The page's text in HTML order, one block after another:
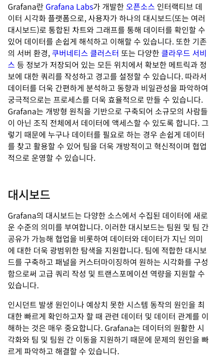
Grafana란 Grafana Labs가 개발한 오픈소스 인터랙티브 데
이터 시각화 플랫폼으로, 사용자가 하나의 대시보드(또는 여러
대시보드)로 통합된 차트와 그래프를 통해 데이터를 확인할 수
있어 데이터를 손쉽게 해석하고 이해할 수 있습니다. 또한 기존
의 서버 환경,쿠버네티스 클러스터 또는 다양한 클라우드 서비
스 등 정보가 저장되어 있는 모든 위치에서 확보한 메트릭과 정
보에 대한 쿼리를 작성하고 경고를 설정할 수 있습니다. 따라서
데이터를 더욱 간편하게 분석하고 동향과 비일관성을 파악하여
궁극적으로는 프로세스를 더욱 효율적으로 만들 수 있습니다.
Grafana는 개방형 원칙을 기반으로 구축되어 소규모의 사람들
이 아닌 조직 전체에서 데이터에 액세스할 수 있도록 합니다. 그
렇기 때문에 누구나 데이터를 필요로 하는 경우 손쉽게 데이터
를 찾고 활용할 수 있어 팀을 더욱 개방적이고 혁신적이며 협업
적으로 운영할 수 있습니다.
대시보드
Grafana의 대시보드는 다양한 소스에서 수집된 데이터에 새로
운 수준의 의미를 부여합니다. 이러한 대시보드는 팀원 및 팀 간
공유가 가능해 협업을 비롯하여 데이터와 데이터가 지닌 의미
에 대한 더욱 광범위한 탐색을 지원합니다. 팀에 적합한 대시보
드를 구축하고 패널을 커스터마이징하여 원하는 시각화를 구성
함으로써 고급 쿼리 작성 및 트랜스포메이션 역량을 지원할 수
있습니다.
인시던트 발생 원인이나 예상치 못한 시스템 동작의 원인을 최
대한 빠르게 확인하고자 할 때 관련 데이터 및 데이터 관계를 이
해하는 것은 매우 중요합니다. Grafana는 데이터의 원활한 시
각화와 팀 및 팀원 간 이동을 지원하기 때문에 문제의 원인을 빠
르게 파악하고 해결할 수 있습니다.